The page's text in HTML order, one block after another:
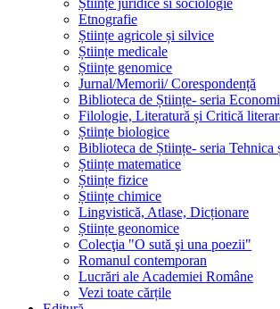
Științe juridice si sociologie
Etnografie
Științe agricole și silvice
Științe medicale
Științe genomice
Jurnal/Memorii/ Corespondență
Biblioteca de Științe- seria
Filologie, Literatură și Critică
Științe biologice
Biblioteca de Științe- seria Tehnica
Științe matematice
Științe fizice
Științe chimice
Lingvistică, Atlase, Dicționare
Științe geonomice
Colecţia "O sută şi una poezii"
Romanul contemporan
Lucrări ale Academiei Române
Vezi toate cărțile